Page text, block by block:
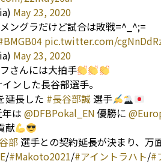
May 23, 2020
ングラだけど試合は敗戦=^_^;=
pic.twitter.com/
May 23, 2020
さんには大拍手
ンした長谷部選手。
延長した #長谷部誠選手
は @DFBPokal_EN 優勝に
献
部 選手との契約延長が決まり、万
/#Makoto2021/#アイントラハト/#